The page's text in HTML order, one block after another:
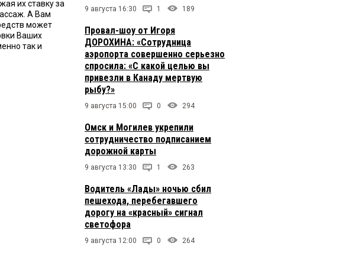
их ставку за
А Вам
может
Ваших
так и
9 августа 16:30 1 189
Провал-шоу от Игоря
ДОРОХИНА: «Сотрудница
аэропорта совершенно серьезно
спросила: «С какой целью вы
привезли в Канаду мертвую
рыбу?»
9 августа 15:00 0 294
Омск и Могилев укрепили
сотрудничество подписанием
дорожной карты
9 августа 13:30 1 263
Водитель «Лады» ночью сбил
пешехода, перебегавшего
дорогу на «красный» сигнал
светофора
9 августа 12:00 0 264